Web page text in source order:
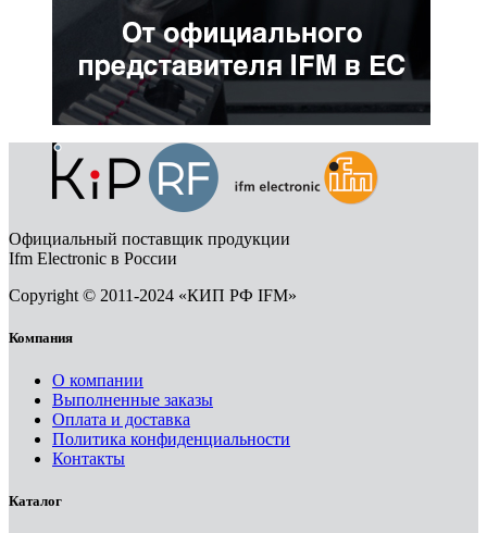
Официальный поставщик продукции
Ifm Electronic в России
Copyright © 2011-2024 «КИП РФ IFM»
Компания
О компании
Выполненные заказы
Оплата и доставка
Политика конфиденциальности
Контакты
Каталог